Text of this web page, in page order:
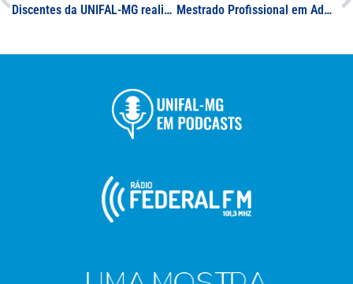
Discentes da UNIFAL-MG realizam visita técnica ao SAMU e Corpo de Bombeiros em Varginha; atividade desperta o interesse de acadêmicos pela área de atendimento pré-hospitalar Mestrado Profissional em Administração Pública (Profiap)